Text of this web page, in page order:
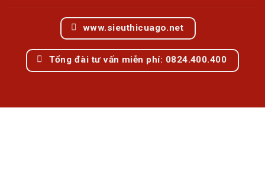
www.sieuthicuago.net
Tổng đài tư vấn miễn phí: 0824.400.400